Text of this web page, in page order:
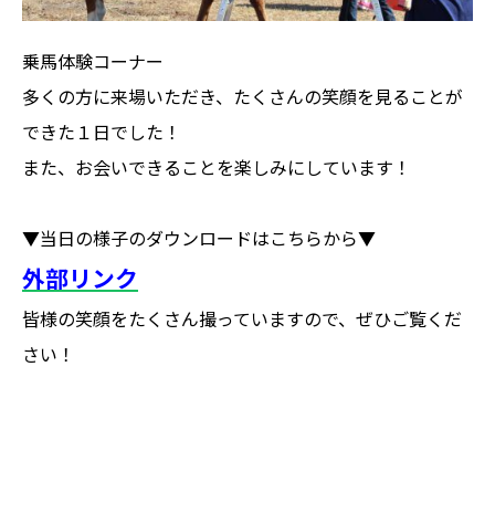
乗馬体験コーナー
多くの方に来場いただき、たくさんの笑顔を見ることが
できた１日でした！
また、お会いできることを楽しみにしています！
▼当日の様子のダウンロードはこちらから▼
外部リンク
皆様の笑顔をたくさん撮っていますので、ぜひご覧くだ
さい！